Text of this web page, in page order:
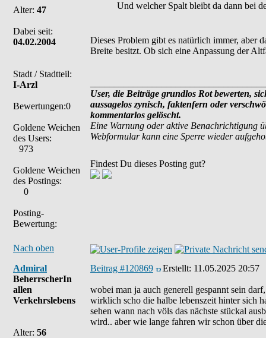
Alter: 47
Dabei seit:
04.02.2004
Stadt / Stadtteil:
I-Arzl
Bewertungen:0
Goldene Weichen
des Users:
973
Goldene Weichen
des Postings:
0
Posting-
Bewertung:
Und welcher Spalt bleibt da dann bei
Dieses Problem gibt es natürlich immer, aber
Breite besitzt. Ob sich eine Anpassung der
User, die Beiträge grundlos Rot bewerten,
aussagelos zynisch, faktenfern oder
kommentarlos gelöscht.
Eine Warnung oder aktive Benachrichtigung
Webformular kann eine Sperre wieder
Findest Du dieses Posting gut?
Nach oben
Admiral
BeherrscherIn
allen
Verkehrslebens
Alter: 56
Beitrag #120869 Erstellt: 11.05.2025 20:57
wobei man ja auch generell gespannt sein
wirklich scho die halbe lebenszeit hinter sich
sehen wann nach völs das nächste stückal
wird.. aber wie lange fahren wir schon über